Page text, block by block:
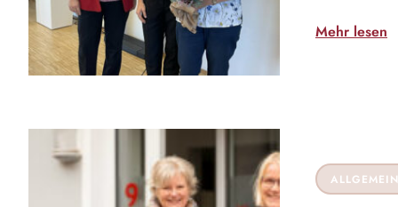
Mehr lesen
ALLGEMEIN